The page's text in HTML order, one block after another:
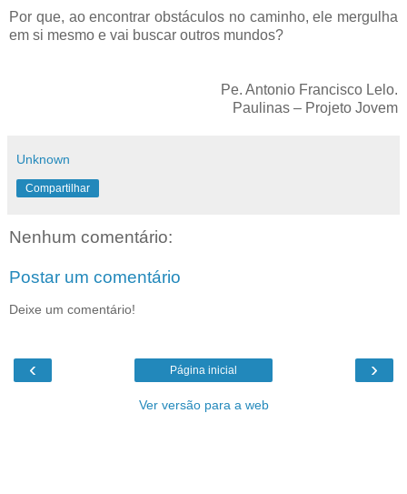
Por que, ao encontrar obstáculos no caminho, ele mergulha
em si mesmo e vai buscar outros mundos?
Pe. Antonio Francisco Lelo.
Paulinas – Projeto Jovem
Unknown
Compartilhar
Nenhum comentário:
Postar um comentário
Deixe um comentário!
‹ ›
Página inicial
Ver versão para a web